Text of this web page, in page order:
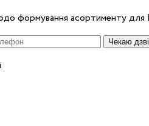
формування асортименту для
Чекаю